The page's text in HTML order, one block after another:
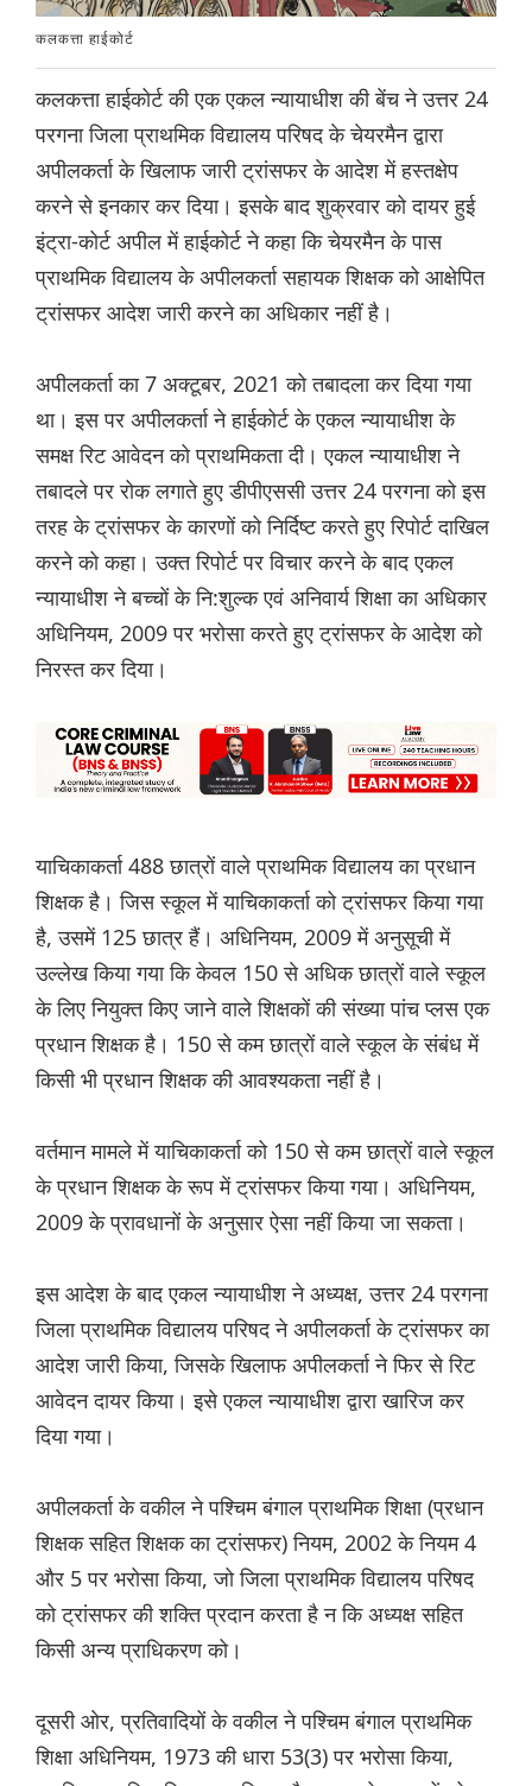
कलकत्ता हाईकोर्ट
कलकत्ता हाईकोर्ट की एक एकल न्यायाधीश की बेंच ने उत्तर 24
परगना जिला प्राथमिक विद्यालय परिषद के चेयरमैन द्वारा
अपीलकर्ता के खिलाफ जारी ट्रांसफर के आदेश में हस्तक्षेप
करने से इनकार कर दिया। इसके बाद शुक्रवार को दायर हुई
इंट्रा-कोर्ट अपील में हाईकोर्ट ने कहा कि चेयरमैन के पास
प्राथमिक विद्यालय के अपीलकर्ता सहायक शिक्षक को आक्षेपित
ट्रांसफर आदेश जारी करने का अधिकार नहीं है।
अपीलकर्ता का 7 अक्टूबर, 2021 को तबादला कर दिया गया
था। इस पर अपीलकर्ता ने हाईकोर्ट के एकल न्यायाधीश के
समक्ष रिट आवेदन को प्राथमिकता दी। एकल न्यायाधीश ने
तबादले पर रोक लगाते हुए डीपीएससी उत्तर 24 परगना को इस
तरह के ट्रांसफर के कारणों को निर्दिष्ट करते हुए रिपोर्ट दाखिल
करने को कहा। उक्त रिपोर्ट पर विचार करने के बाद एकल
न्यायाधीश ने बच्चों के नि:शुल्क एवं अनिवार्य शिक्षा का अधिकार
अधिनियम, 2009 पर भरोसा करते हुए ट्रांसफर के आदेश को
निरस्त कर दिया।
याचिकाकर्ता 488 छात्रों वाले प्राथमिक विद्यालय का प्रधान
शिक्षक है। जिस स्कूल में याचिकाकर्ता को ट्रांसफर किया गया
है, उसमें 125 छात्र हैं। अधिनियम, 2009 में अनुसूची में
उल्लेख किया गया कि केवल 150 से अधिक छात्रों वाले स्कूल
के लिए नियुक्त किए जाने वाले शिक्षकों की संख्या पांच प्लस एक
प्रधान शिक्षक है। 150 से कम छात्रों वाले स्कूल के संबंध में
किसी भी प्रधान शिक्षक की आवश्यकता नहीं है।
वर्तमान मामले में याचिकाकर्ता को 150 से कम छात्रों वाले स्कूल
के प्रधान शिक्षक के रूप में ट्रांसफर किया गया। अधिनियम,
2009 के प्रावधानों के अनुसार ऐसा नहीं किया जा सकता।
इस आदेश के बाद एकल न्यायाधीश ने अध्यक्ष, उत्तर 24 परगना
जिला प्राथमिक विद्यालय परिषद ने अपीलकर्ता के ट्रांसफर का
आदेश जारी किया, जिसके खिलाफ अपीलकर्ता ने फिर से रिट
आवेदन दायर किया। इसे एकल न्यायाधीश द्वारा खारिज कर
दिया गया।
अपीलकर्ता के वकील ने पश्चिम बंगाल प्राथमिक शिक्षा (प्रधान
शिक्षक सहित शिक्षक का ट्रांसफर) नियम, 2002 के नियम 4
और 5 पर भरोसा किया, जो जिला प्राथमिक विद्यालय परिषद
को ट्रांसफर की शक्ति प्रदान करता है न कि अध्यक्ष सहित
किसी अन्य प्राधिकरण को।
दूसरी ओर, प्रतिवादियों के वकील ने पश्चिम बंगाल प्राथमिक
शिक्षा अधिनियम, 1973 की धारा 53(3) पर भरोसा किया,